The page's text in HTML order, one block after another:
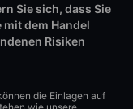
Sie sich, dass Sie
dem Handel
Risiken
die Einlagen auf